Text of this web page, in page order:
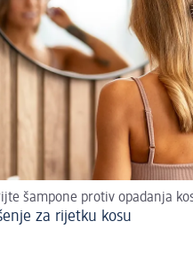
šampone protiv opadanja
za rijetku kosu